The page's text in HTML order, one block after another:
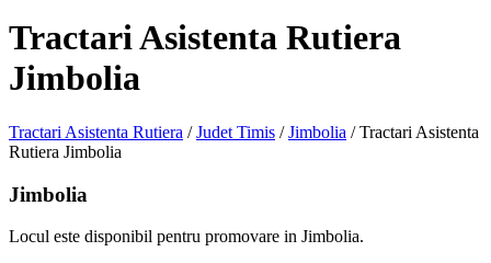
Tractari Asistenta Rutiera
Jimbolia
Tractari Asistenta Rutiera /Judet Timis /Jimbolia /Tractari Asistenta
Rutiera Jimbolia
Jimbolia
Locul este disponibil pentru promovare in Jimbolia.